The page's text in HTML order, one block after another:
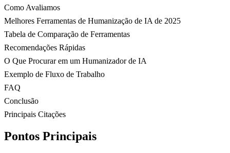
Como Avaliamos
Melhores Ferramentas de Humanização de IA de 2025
Tabela de Comparação de Ferramentas
Recomendações Rápidas
O Que Procurar em um Humanizador de IA
Exemplo de Fluxo de Trabalho
FAQ
Conclusão
Principais Citações
Pontos Principais